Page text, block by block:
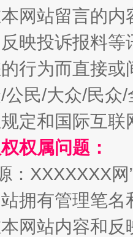
定
网站留言的内
映投诉报料
行为而直接
公民/大众/民
定和国际互
权属问题：
：XXXXXXX
拥有管理笔
本网站内容和